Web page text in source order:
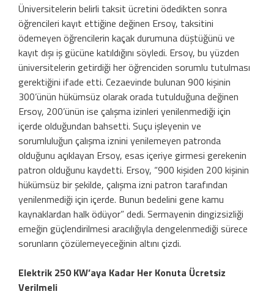
Üniversitelerin belirli taksit ücretini ödedikten sonra
öğrencileri kayıt ettiğine değinen Ersoy, taksitini
ödemeyen öğrencilerin kaçak durumuna düştüğünü ve
kayıt dışı iş gücüne katıldığını söyledi. Ersoy, bu yüzden
üniversitelerin getirdiği her öğrenciden sorumlu tutulması
gerektiğini ifade etti. Cezaevinde bulunan 900 kişinin
300’ünün hükümsüz olarak orada tutulduğuna değinen
Ersoy, 200’ünün ise çalışma izinleri yenilenmediği için
içerde olduğundan bahsetti. Suçu işleyenin ve
sorumluluğun çalışma iznini yenilemeyen patronda
olduğunu açıklayan Ersoy, esas içeriye girmesi gerekenin
patron olduğunu kaydetti. Ersoy, “900 kişiden 200 kişinin
hükümsüz bir şekilde, çalışma izni patron tarafından
yenilenmediği için içerde. Bunun bedelini gene kamu
kaynaklardan halk ödüyor” dedi. Sermayenin dingizsizliği
emeğin güçlendirilmesi aracılığıyla dengelenmediği sürece
sorunların çözülemeyeceğinin altını çizdi.
Elektrik 250 KW’aya Kadar Her Konuta Ücretsiz
Verilmeli